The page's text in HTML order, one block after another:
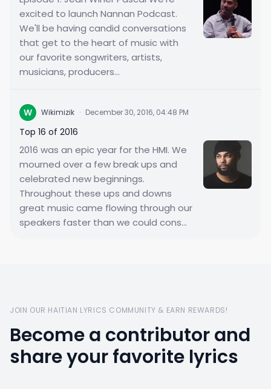
excited to launch Nannan Podcast.
We'll be having candid conversations
that get to the heart of music with
our favorite songwriters, artists,
musicians, producers...
W Wikimizik · December 30, 2016, 04:48 PM
Top 16 of 2016
2016 was an epic year for the HMI. We
mourned over a few break ups and
celebrated new beginnings.
Throughout these ups and downs
great music came flowing through our
speakers faster than we could cons...
JOIN OUR HAITIAN LYRICS COMMUNITY & EARN REWARDS!
Become a contributor and
share your favorite lyrics